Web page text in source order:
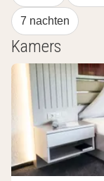
7 nachten
Kamers